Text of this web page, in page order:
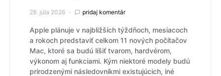
28. júla 2026 pridaj komentár
Apple plánuje v najbližších týždňoch, mesiacoch
a rokoch predstaviť celkom 11 nových počítačov
Mac, ktoré sa budú líšiť tvarom, hardvérom,
výkonom aj funkciami. Kým niektoré modely budú
prirodzenými následovníkmi existujúcich, iné